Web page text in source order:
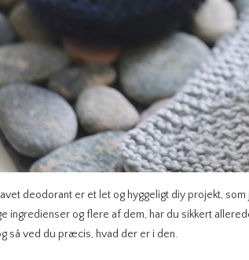
deodorant er et let og hyggeligt diy projekt,
ingredienser og flere af dem, har du sikkert
så ved du præcis, hvad der er i den.